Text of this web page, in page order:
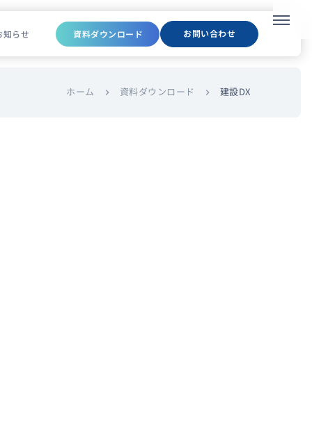
メニュ
知らせ 資料ダウンロード お問い合わせ
ホーム chevron_right 資料ダウンロード chevron_right 建設DX